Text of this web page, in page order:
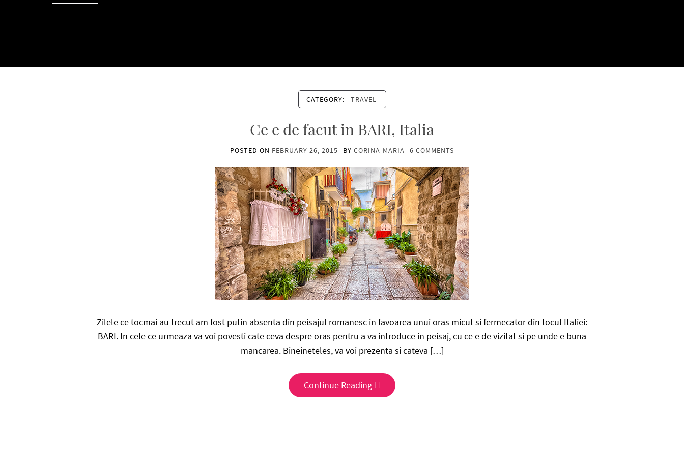
CATEGORY: TRAVEL
Ce e de facut in BARI, Italia
POSTED ON FEBRUARY 26, 2015 BY CORINA-MARIA 6 COMMENTS
Zilele ce tocmai au trecut am fost putin absenta din peisajul romanesc in favoarea unui oras micut si fermecator din tocul Italiei:
BARI. In cele ce urmeaza va voi povesti cate ceva despre oras pentru a va introduce in peisaj, cu ce e de vizitat si pe unde e buna
mancarea. Bineineteles, va voi prezenta si cateva […]
Continue Reading